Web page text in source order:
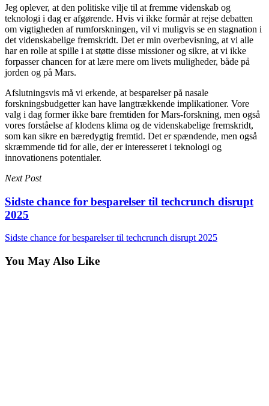
Jeg oplever, at den politiske vilje til at fremme videnskab og
teknologi i dag er afgørende. Hvis vi ikke formår at rejse debatten
om vigtigheden af rumforskningen, vil vi muligvis se en stagnation i
det videnskabelige fremskridt. Det er min overbevisning, at vi alle
har en rolle at spille i at støtte disse missioner og sikre, at vi ikke
forpasser chancen for at lære mere om livets muligheder, både på
jorden og på Mars.
Afslutningsvis må vi erkende, at besparelser på nasale
forskningsbudgetter kan have langtrækkende implikationer. Vore
valg i dag former ikke bare fremtiden for Mars-forskning, men også
vores forståelse af klodens klima og de videnskabelige fremskridt,
som kan sikre en bæredygtig fremtid. Det er spændende, men også
skræmmende tid for alle, der er interesseret i teknologi og
innovationens potentialer.
Next Post
Sidste chance for besparelser til techcrunch disrupt
2025
Sidste chance for besparelser til techcrunch disrupt 2025
You May Also Like